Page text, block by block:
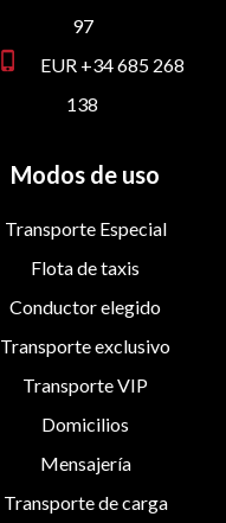
97
phone_iphone
EUR +34 685 268
138
Modos de uso
Transporte Especial
Flota de taxis
Conductor elegido
Transporte exclusivo
Transporte VIP
Domicilios
Mensajería
Transporte de carga